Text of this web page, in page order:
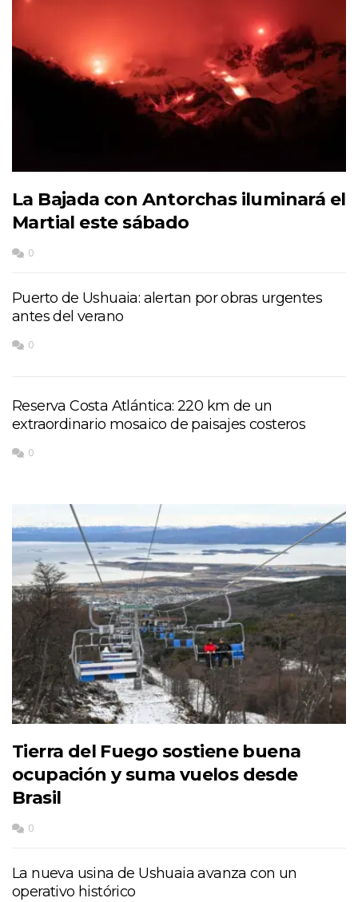
La Bajada con Antorchas iluminará el
Martial este sábado
0
Puerto de Ushuaia: alertan por obras urgentes
antes del verano
0
Reserva Costa Atlántica: 220 km de un
extraordinario mosaico de paisajes costeros
0
Tierra del Fuego sostiene buena
ocupación y suma vuelos desde
Brasil
0
La nueva usina de Ushuaia avanza con un
operativo histórico